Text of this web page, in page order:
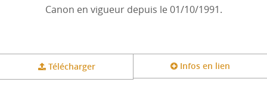
Canon en vigueur depuis le 01/10/1991.
Télécharger Infos en lien